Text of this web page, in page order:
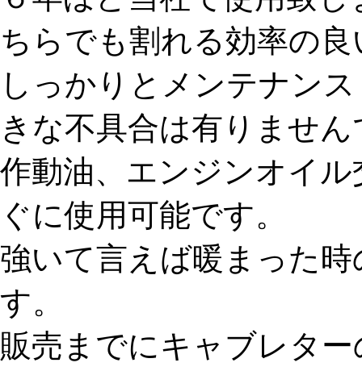
ちらでも割れる効率の
しっかりとメンテナン
きな不具合は有りませ
作動油、エンジンオイ
ぐに使用可能です。
強いて言えば暖まった
す。
販売までにキャブレタ